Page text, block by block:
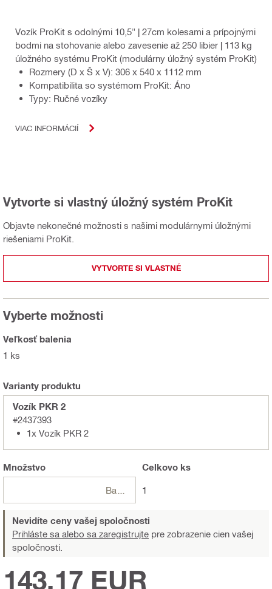
Vozík ProKit s odolnými 10,5" | 27cm kolesami a prípojnými
bodmi na stohovanie alebo zavesenie až 250 libier | 113 kg
úložného systému ProKit (modulárny úložný systém ProKit)
Rozmery (D x Š x V): 306 x 540 x 1112 mm
Kompatibilita so systémom ProKit: Áno
Typy: Ručné vozíky
VIAC INFORMÁCIÍ
Vytvorte si vlastný úložný systém ProKit
Objavte nekonečné možnosti s našimi modulárnymi úložnými
riešeniami ProKit.
VYTVORTE SI VLASTNÉ
Vyberte možnosti
Veľkosť balenia
1 ks
Varianty produktu
Vozík PKR 2
#2437393
1x Vozík PKR 2
Množstvo Celkovo ks
1
Nevidíte ceny vašej spoločnosti
Prihláste sa alebo sa zaregistrujte pre zobrazenie cien vašej
spoločnosti.
143,17 EUR